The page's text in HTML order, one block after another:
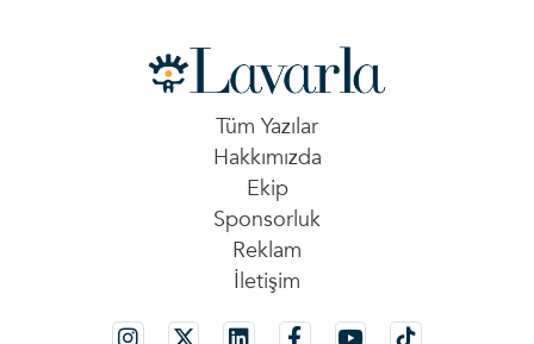
Tüm Yazılar
Hakkımızda
Ekip
Sponsorluk
Reklam
İletişim